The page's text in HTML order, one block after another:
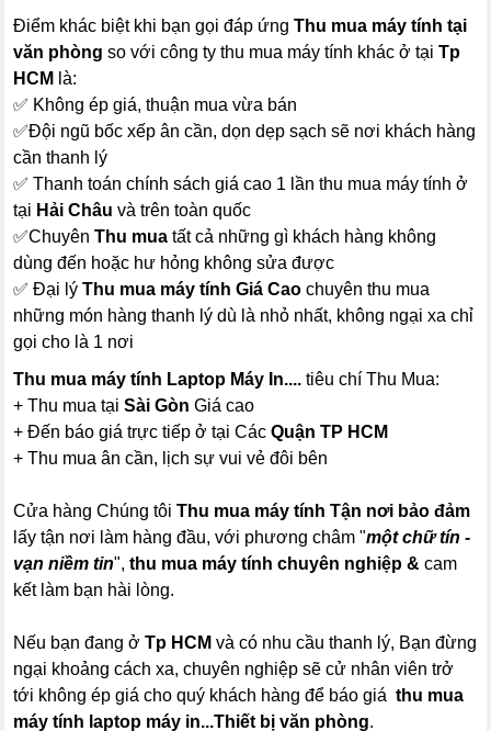
Điểm khác biệt khi bạn gọi đáp ứngThu mua máy tính tại
văn phòng so với công ty thu mua máy tính khác ở tạiTp
HCM là:
✅ Không ép giá, thuận mua vừa bán
✅Đội ngũ bốc xếp ân cần, dọn dẹp sạch sẽ nơi khách hàng
cần thanh lý
✅ Thanh toán chính sách giá cao 1 lần thu mua máy tính ở
tại Hải Châu và trên toàn quốc
✅ChuyênThu mua tất cả những gì khách hàng không
dùng đến hoặc hư hỏng không sửa được
✅ Đại lýThu mua máy tính Giá Caochuyên thu mua
những món hàng thanh lý dù là nhỏ nhất, không ngại xa chỉ
gọi cho là 1 nơi
Thu mua máy tính Laptop Máy In....tiêu chí Thu Mua:
+ Thu mua tạiSài Gòn Giá cao
+ Đến báo giá trực tiếp ở tại CácQuận TP HCM
+ Thu mua ân cần, lịch sự vui vẻ đôi bên
Cửa hàng Chúng tôiThu mua máy tính Tận nơi bảo đảm
lấy tận nơi làm hàng đầu, với phương châm "một chữ tín -
vạn niềm tin",thu mua máy tính chuyên nghiệp & cam
kết làm bạn hài lòng.
Nếu bạn đang ởTp HCM và có nhu cầu thanh lý, Bạn đừng
ngại khoảng cách xa, chuyên nghiệp sẽ cử nhân viên trở
tới không ép giá cho quý khách hàng để báo giáthu mua
máy tính laptop máy in...Thiết bị văn phòng.